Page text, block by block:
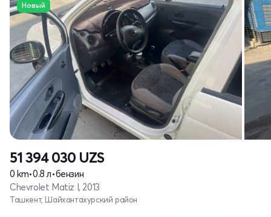
Новый
51 394 030 UZS
0 km•0.8 л•бензин
Chevrolet Matiz I, 2013
Ташкент, Шайхантахурский район